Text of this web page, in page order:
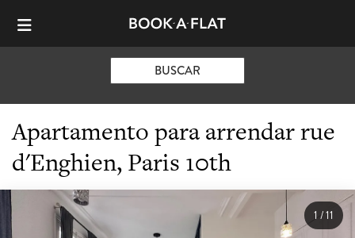
BUSCAR
Apartamento para arrendar rue
d'Enghien, Paris 10th
1/11